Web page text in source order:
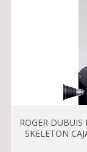
ROGER DUBUIS
SKELETON